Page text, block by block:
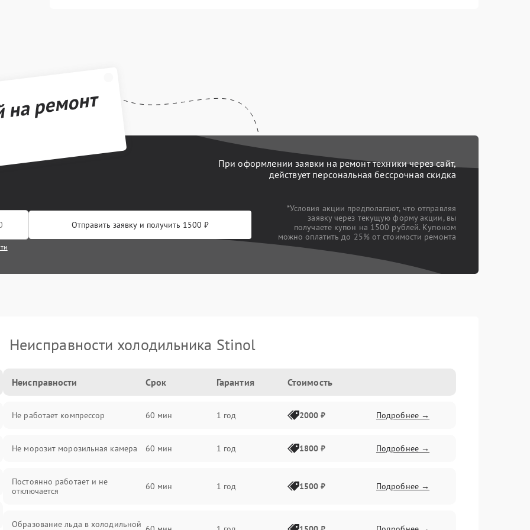
ремонт
При оформлении заявки на ремонт техники через сайт,
действует персональная бессрочная скидка
Отправить заявку и получить 1500 ₽
*Условия акции предполагают, что отправляя
заявку через текущую форму акции, вы
получаете купон на 1500 рублей. Купоном
можно оплатить до 25% от стоимости ремонта
Неисправности холодильника Stinol
Неисправности Срок Гарантия Стоимость
Не работает компрессор 60 мин 1 год 2000 ₽ Подробнее →
Не морозит морозильная камера 60 мин 1 год 1800 ₽ Подробнее →
Постоянно работает и не
отключается
60 мин 1 год 1500 ₽ Подробнее →
Образование льда в холодильной